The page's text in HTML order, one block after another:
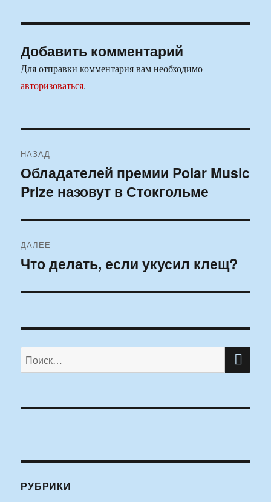
Добавить комментарий
Для отправки комментария вам необходимо
авторизоваться.
по
записям
НАЗАД
Предыдущая
запись:
Обладателей премии Polar Music
Prize назовут в Стокгольме
ДАЛЕЕ
Следующая
Что делать, если укусил клещ?
Искать:
РУБРИКИ